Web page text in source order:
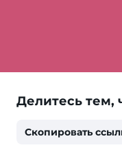
Делитесь тем,
Скопировать